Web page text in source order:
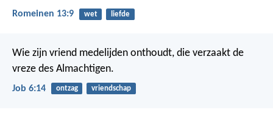
Romeinen 13:9 wet liefde
Wie zijn vriend medelijden onthoudt, die verzaakt de
vreze des Almachtigen.
Job 6:14 ontzag vriendschap